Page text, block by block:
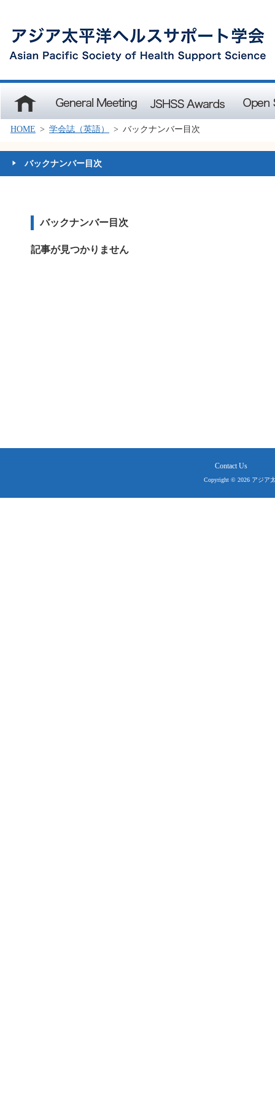
Home General Meeting JSHSS Awards
HOME > 学会誌（英語） > バックナンバー目次
バックナンバー目次
バックナンバー目次
記事が見つかりません
Contact Us
Copyright © 2026 アジア